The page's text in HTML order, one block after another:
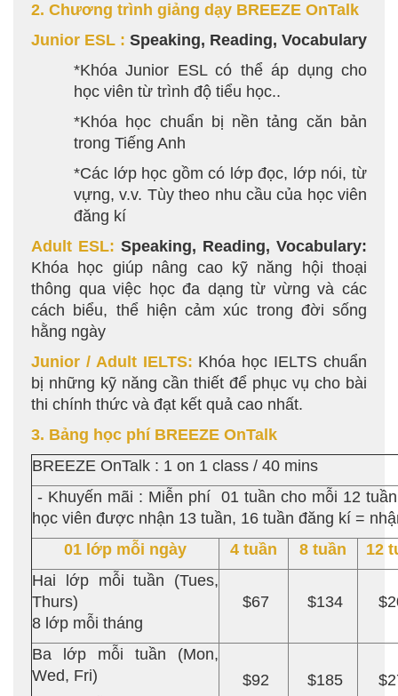
2. Chương trình giảng dạy BREEZE OnTalk
Junior ESL : Speaking, Reading, Vocabulary
*Khóa Junior ESL có thể áp dụng cho
học viên từ trình độ tiểu học..
*Khóa học chuẩn bị nền tảng căn bản
trong Tiếng Anh
*Các lớp học gồm có lớp đọc, lớp nói, từ
vựng, v.v. Tùy theo nhu cầu của học viên
đăng kí
Adult ESL: Speaking, Reading, Vocabulary:
Khóa học giúp nâng cao kỹ năng hội thoại
thông qua việc học đa dạng từ vừng và các
cách biểu, thể hiện cảm xúc trong đời sống
hằng ngày
Junior / Adult IELTS: Khóa học IELTS chuẩn
bị những kỹ năng cần thiết để phục vụ cho bài
thi chính thức và đạt kết quả cao nhất.
3. Bảng học phí BREEZE OnTalk
BREEZE OnTalk : 1 on 1 class / 40 mins
- Khuyến mãi : Miễn phí 01 tuần cho mỗi 12
học viên được nhận 13 tuần, 16 tuần đăng kí =
01 lớp mỗi ngày
4 tuần 8 tuần
12
Hai lớp mỗi tuần (Tues,
Thurs)
8 lớp mỗi tháng
$67 $134
Ba lớp mỗi tuần (Mon,
Wed, Fri)
$92 $185